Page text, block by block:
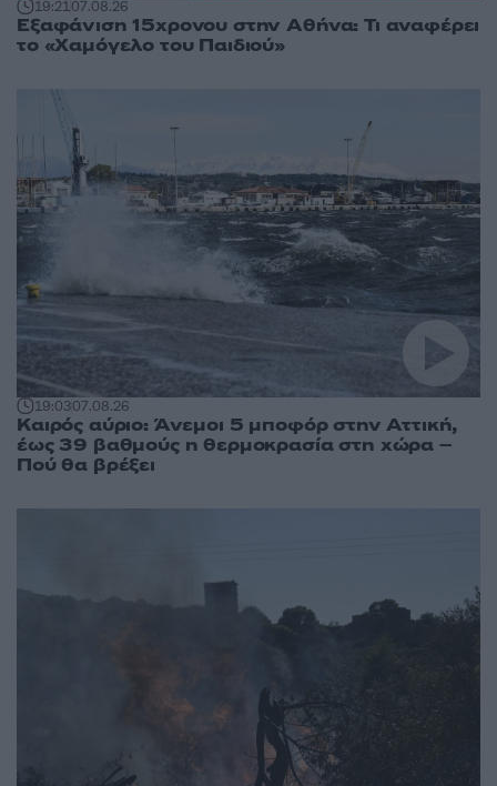
19:2107.08.26
Εξαφάνιση 15χρονου στην Αθήνα: Τι αναφέρει
το «Χαμόγελο του Παιδιού»
19:0307.08.26
Καιρός αύριο: Άνεμοι 5 μποφόρ στην Αττική,
έως 39 βαθμούς η θερμοκρασία στη χώρα –
Πού θα βρέξει